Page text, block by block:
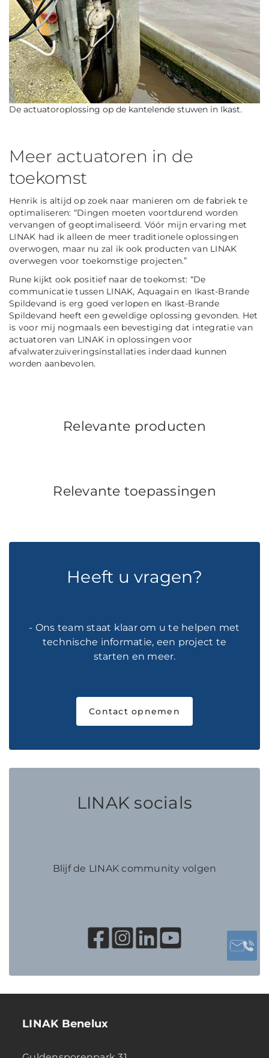
De actuatoroplossing op de kantelende stuwen in Ikast.
Meer actuatoren in de
toekomst
Henrik is altijd op zoek naar manieren om de fabriek te
optimaliseren: “Dingen moeten voortdurend worden
vervangen of geoptimaliseerd. Vóór mijn ervaring met
LINAK had ik alleen de meer traditionele oplossingen
overwogen, maar nu zal ik ook producten van LINAK
overwegen voor toekomstige projecten.”
Rune kijkt ook positief naar de toekomst: “De
communicatie tussen LINAK, Aquagain en Ikast-Brande
Spildevand is erg goed verlopen en Ikast-Brande
Spildevand heeft een geweldige oplossing gevonden. Het
is voor mij nogmaals een bevestiging dat integratie van
actuatoren van LINAK in oplossingen voor
afvalwaterzuiveringsinstallaties inderdaad kunnen
worden aanbevolen.
Relevante producten
Relevante toepassingen
Heeft u vragen?
- Ons team staat klaar om u te helpen met
technische informatie, een project te
starten en meer.
Contact opnemen
LINAK socials
Blijf de LINAK community volgen
LINAK Benelux